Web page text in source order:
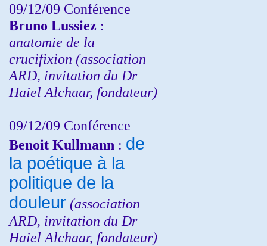
09/12/09 Conférence
Bruno Lussiez :
anatomie de la
crucifixion (association
ARD, invitation du Dr
Haiel Alchaar, fondateur)
09/12/09 Conférence
Benoit Kullmann : de
la poétique à la
politique de la
douleur (association
ARD, invitation du Dr
Haiel Alchaar, fondateur)